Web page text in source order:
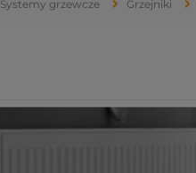
Systemy grzewcze Grzejniki